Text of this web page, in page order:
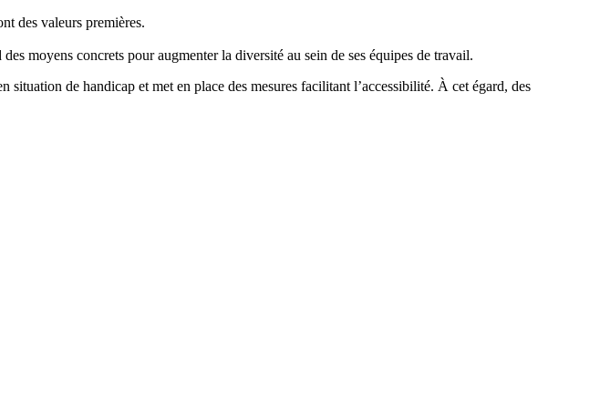
des valeurs premières.
moyens concrets pour augmenter la diversité au sein de ses équipes de travail.
de handicap et met en place des mesures facilitant l’accessibilité. À cet égard, des